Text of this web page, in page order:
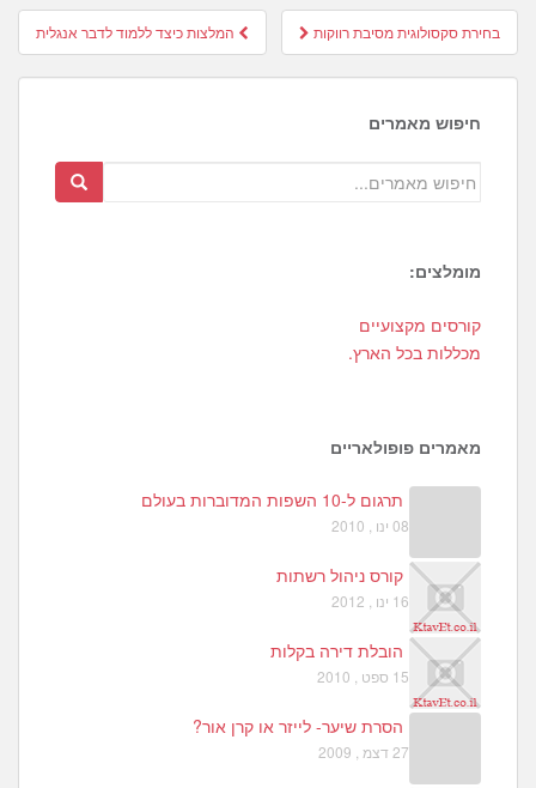
Post
navigation
המלצות כיצד ללמוד לדבר אנגלית בחירת סקסולוגית מסיבת רווקות
חיפוש מאמרים
מומלצים:
9
7
קורסים מקצועיים
מכללות בכל הארץ.
מאמרים פופולאריים
תרגום ל-10 השפות המדוברות בעולם
08 ינו , 2010
קורס ניהול רשתות
16 ינו , 2012
הובלת דירה בקלות
15 ספט , 2010
הסרת שיער- לייזר או קרן אור?
27 דצמ , 2009